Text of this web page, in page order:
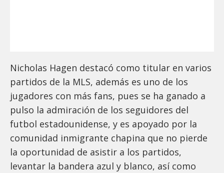
Nicholas Hagen destacó como titular en varios
partidos de la MLS, además es uno de los
jugadores con más fans, pues se ha ganado a
pulso la admiración de los seguidores del
futbol estadounidense, y es apoyado por la
comunidad inmigrante chapina que no pierde
la oportunidad de asistir a los partidos,
levantar la bandera azul y blanco, así como